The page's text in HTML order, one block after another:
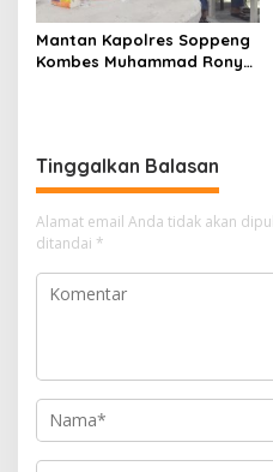
Mantan Kapolres Soppeng
Kombes Muhammad Rony
Tinggalkan Balasan
Alamat email Anda tidak akan
ditandai *